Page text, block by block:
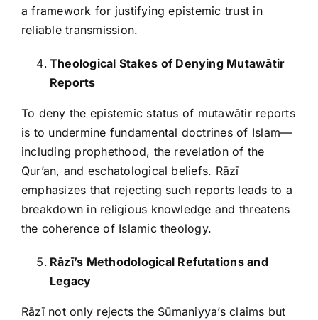
a framework for justifying epistemic trust in
reliable transmission.
Theological Stakes of Denying Mutawātir
Reports
To deny the epistemic status of mutawātir reports
is to undermine fundamental doctrines of Islam—
including prophethood, the revelation of the
Qur’an, and eschatological beliefs. Rāzī
emphasizes that rejecting such reports leads to a
breakdown in religious knowledge and threatens
the coherence of Islamic theology.
Rāzī’s Methodological Refutations and
Legacy
Rāzī not only rejects the Sūmaniyya’s claims but